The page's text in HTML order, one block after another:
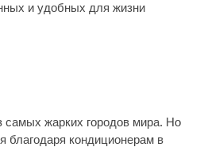
и удобных для жизни
самых жарких городов мира. Но
благодаря кондиционерам в